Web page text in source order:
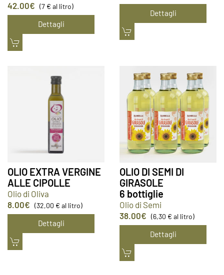
42.00€ (7 € al litro)
Dettagli
Dettagli
OLIO EXTRA VERGINE
ALLE CIPOLLE
Olio di Oliva
8.00€ (32,00 € al litro)
Dettagli
OLIO DI SEMI DI
GIRASOLE
6 bottiglie
Olio di Semi
38.00€ (6,30 € al litro)
Dettagli